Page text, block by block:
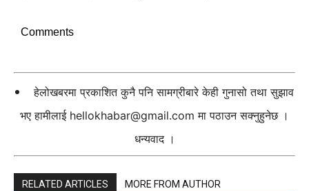
Comments
हेलोखबरमा प्रकाशित कुनै पनि सामग्रीबारे केही गुनासो तथा सुझाव
भए हामीलाई hellokhabar@gmail.com मा पठाउन सक्नुहुनेछ ।
धन्यवाद ।
RELATED ARTICLES MORE FROM AUTHOR